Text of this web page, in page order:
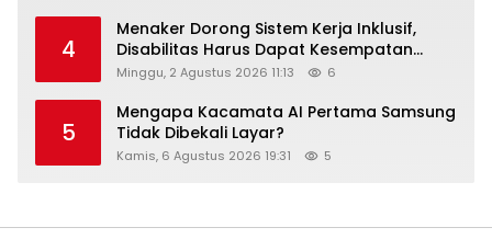
4
Menaker Dorong Sistem Kerja Inklusif,
Disabilitas Harus Dapat Kesempatan
Setara
Minggu, 2 Agustus 2026 11:13 6
5
Mengapa Kacamata AI Pertama Samsung
Tidak Dibekali Layar?
Kamis, 6 Agustus 2026 19:31 5